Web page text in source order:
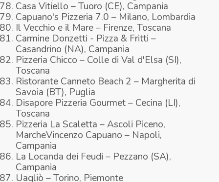
Casa Vitiello – Tuoro (CE), Campania
Capuano's Pizzeria 7.0 – Milano, Lombardia
Il Vecchio e il Mare – Firenze, Toscana
Carmine Donzetti - Pizza & Fritti –
Casandrino (NA), Campania
Pizzeria Chicco – Colle di Val d'Elsa (SI),
Toscana
Ristorante Canneto Beach 2 – Margherita di
Savoia (BT), Puglia
Disapore Pizzeria Gourmet – Cecina (LI),
Toscana
Pizzeria La Scaletta – Ascoli Piceno,
MarcheVincenzo Capuano – Napoli,
Campania
La Locanda dei Feudi – Pezzano (SA),
Campania
Uagliò – Torino, Piemonte